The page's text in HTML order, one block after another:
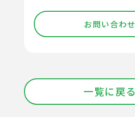
お問い合わせ
一覧に戻る